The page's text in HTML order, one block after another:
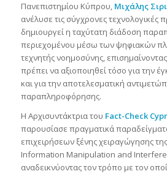
Πανεπιστημίου Κύπρου, Μιχάλης
ανέλυσε τις σύγχρονες τεχνολογικές
δημιουργεί η ταχύτατη διάδοση
περιεχομένου μέσω των ψηφιακών
τεχνητής νοημοσύνης,
πρέπει να αξιοποιηθεί τόσο για την
και για την αποτελεσματική
παραπληροφόρησης.
Η Αρχισυντάκτρια του Fact-Check
παρουσίασε πραγματικά
επιχειρήσεων ξένης χειραγώγησης
Information Manipulation and
αναδεικνύοντας τον τρόπο με τον